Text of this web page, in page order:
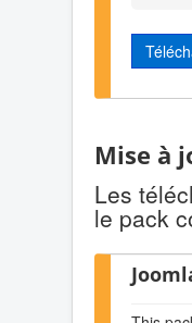
Mise à
Les
le pack